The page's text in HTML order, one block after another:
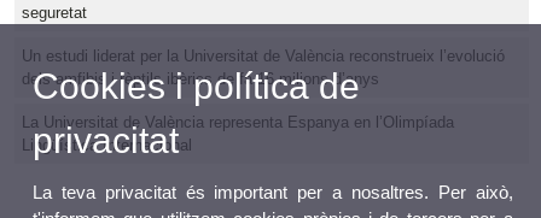
seguretat
Un estudi liderat per la Universitat de València reconstrueix l’evolució
dels amfibis i rèptils ibèrics de fa 16 milions d’anys
La Universitat de València representa Espanya en l’Olimpíada
Lingüística Internacional
Cookies i política de
privacitat
La teva privacitat és important per a nosaltres. Per això,